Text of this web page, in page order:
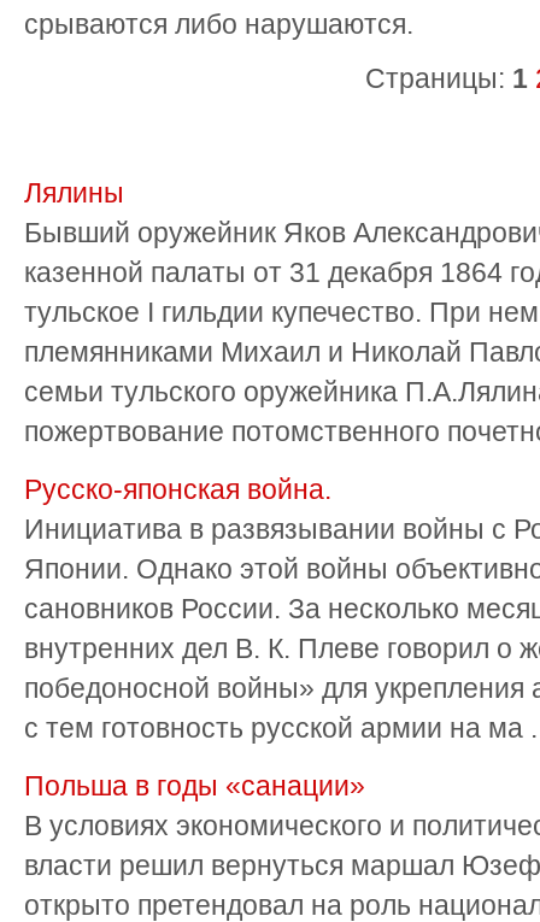
срываются либо нарушаются.
Страницы: 1
Лялины
Бывший оружейник Яков
казенной палаты от 31 декабря 1864
тульское I гильдии купечество. При
племянниками Михаил и Николай
семьи тульского оружейника
пожертвование потомственного
Русско-японская война.
Инициатива в развязы­вании войны с
Японии. Од­нако этой войны
сановников России. За несколько
внутренних дел В. К. Плеве гово­рил о
победоносной войны» для укрепления
с тем готовность русской армии на ма
Польша в годы «санации»
В условиях экономического и
власти решил вернуться маршал
открыто претендовал на роль